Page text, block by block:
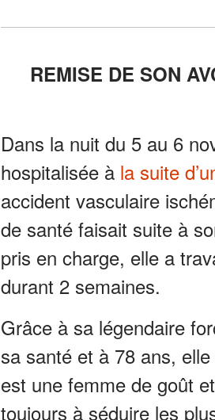
REMISE DE SON
Dans la nuit du 5 au 6
hospitalisée à la suite
accident vasculaire
de santé faisait suite à
pris en charge, elle a
durant 2 semaines.
Grâce à sa légendaire
sa santé et à 78 ans,
est une femme de goût
toujours à séduire les